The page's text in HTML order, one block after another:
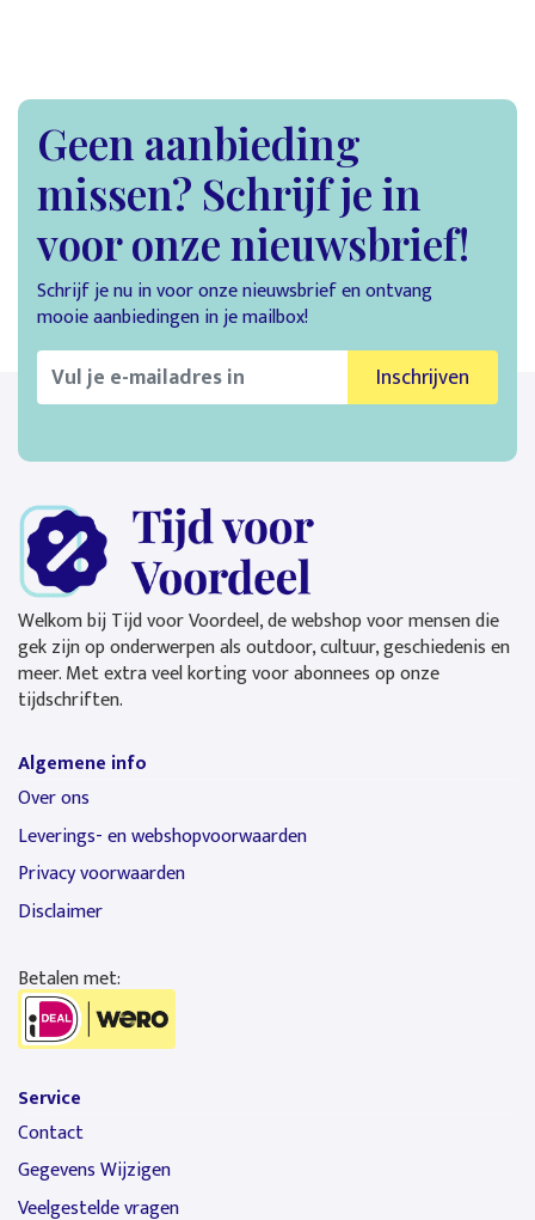
Geen aanbieding
missen? Schrijf je in
voor onze nieuwsbrief!
Schrijf je nu in voor onze nieuwsbrief en ontvang
mooie aanbiedingen in je mailbox!
Inschrijven
Welkom bij Tijd voor Voordeel, de webshop voor mensen die
gek zijn op onderwerpen als outdoor, cultuur, geschiedenis en
meer. Met extra veel korting voor abonnees op onze
tijdschriften.
Algemene info
Over ons
Leverings- en webshopvoorwaarden
Privacy voorwaarden
Disclaimer
Betalen met:
Service
Contact
Gegevens Wijzigen
Veelgestelde vragen